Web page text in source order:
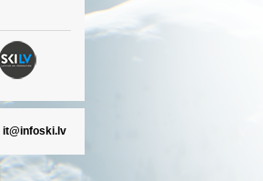
it@infoski.lv